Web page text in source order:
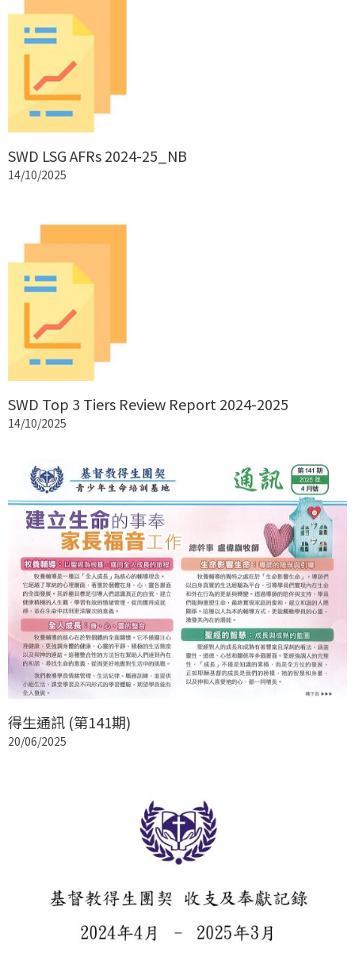
SWD LSG AFRs 2024-25_NB
14/10/2025
SWD Top 3 Tiers Review Report 2024-2025
14/10/2025
得生通訊 (第141期)
20/06/2025